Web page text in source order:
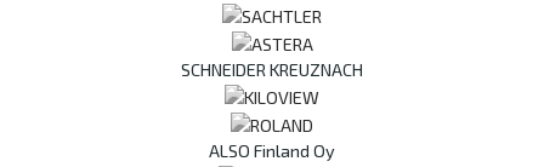
SCHNEIDER KREUZNACH
ALSO Finland Oy